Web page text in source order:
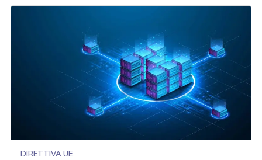
DIRETTIVA UE